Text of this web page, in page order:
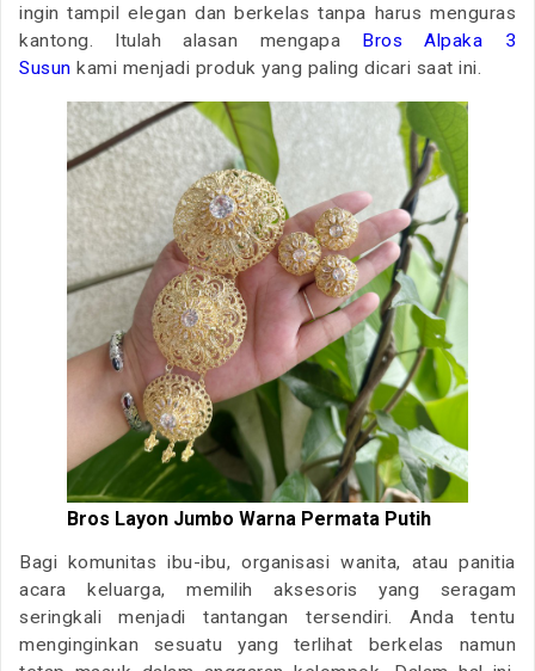
ingin tampil elegan dan berkelas tanpa harus menguras
kantong. Itulah alasan mengapa Bros Alpaka 3
Susun kami menjadi produk yang paling dicari saat ini.
Bros Layon Jumbo Warna Permata Putih
Bagi komunitas ibu-ibu, organisasi wanita, atau panitia
acara keluarga, memilih aksesoris yang seragam
seringkali menjadi tantangan tersendiri. Anda tentu
menginginkan sesuatu yang terlihat berkelas namun